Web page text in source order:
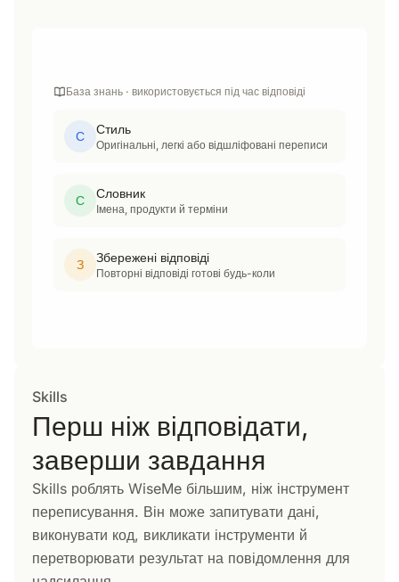
База знань · використовується під час відповіді
С Стиль
Оригінальні, легкі або відшліфовані переписи
С Словник
Імена, продукти й терміни
З Збережені відповіді
Повторні відповіді готові будь-коли
Skills
Перш ніж відповідати,
заверши завдання
Skills роблять WiseMe більшим, ніж інструмент
переписування. Він може запитувати дані,
виконувати код, викликати інструменти й
перетворювати результат на повідомлення для